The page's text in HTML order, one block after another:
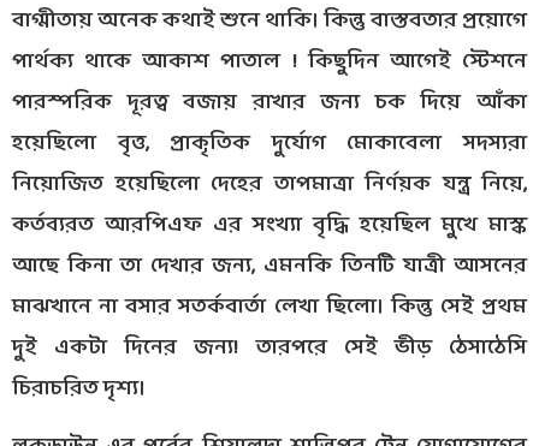
বাগ্মীতায় অনেক কথাই শুনে থাকি। কিন্তু বাস্তবতার প্রয়োগে
পার্থক্য থাকে আকাশ পাতাল ! কিছুদিন আগেই স্টেশনে
পারস্পরিক দূরত্ব বজায় রাখার জন্য চক দিয়ে আঁকা
হয়েছিলো বৃত্ত, প্রাকৃতিক দুর্যোগ মোকাবেলা সদস্যরা
নিয়োজিত হয়েছিলো দেহের তাপমাত্রা নির্ণয়ক যন্ত্র নিয়ে,
কর্তব্যরত আরপিএফ এর সংখ্যা বৃদ্ধি হয়েছিল মুখে মাস্ক
আছে কিনা তা দেখার জন্য, এমনকি তিনটি যাত্রী আসনের
মাঝখানে না বসার সতর্কবার্তা লেখা ছিলো। কিন্তু সেই প্রথম
দুই একটা দিনের জন্য! তারপরে সেই ভীড় ঠেসাঠেসি
চিরাচরিত দৃশ্য।